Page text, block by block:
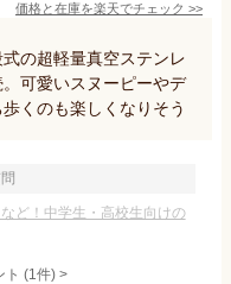
価格と在庫を楽天でチェック >>
の超軽量真空ステンレ
可愛いスヌーピーやデ
くのも楽しくなりそう
ど！中学生・高校生向けの
ト (1件) >